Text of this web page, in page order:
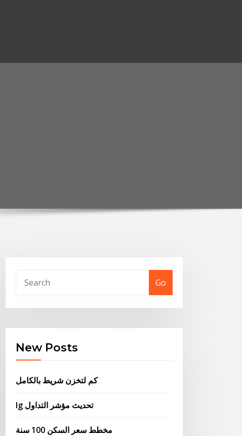
Go
New Posts
كم لتخزن شريط بالكامل
Ig تحديث مؤشر التداول
مخطط سعر السكن 100 سنة